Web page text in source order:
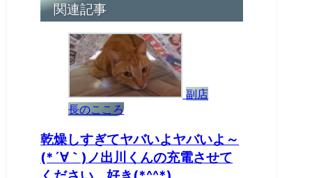
関連記事
副店
長のこころ
乾燥しすぎてヤバいよヤバいよ～
(*´∀｀)ノ出川くんの充電させて